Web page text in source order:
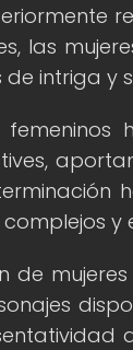
las
intriga y
complejos
de